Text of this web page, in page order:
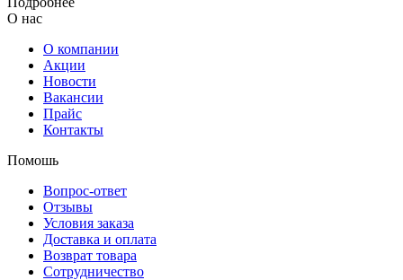
О нас
О компании
Акции
Новости
Вакансии
Прайс
Контакты
Помошь
Вопрос-ответ
Отзывы
Условия заказа
Доставка и оплата
Возврат товара
Сотрудничество